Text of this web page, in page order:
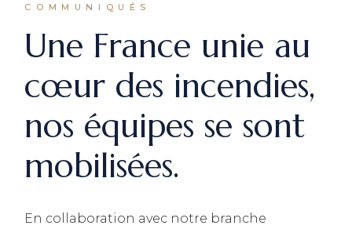
COMMUNIQUÉS
Une France unie au
cœur des incendies,
nos équipes se sont
mobilisées.
En collaboration avec notre branche